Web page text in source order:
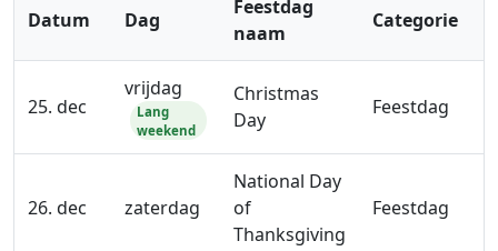
Datum Dag
Feestdag
naam
Categorie
25. dec
vrijdag
Lang
weekend
Christmas
Day
Feestdag
26. dec zaterdag
National Day
of
Thanksgiving
Feestdag